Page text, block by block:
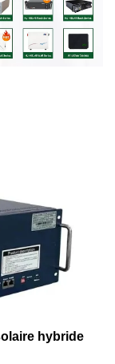
hybride